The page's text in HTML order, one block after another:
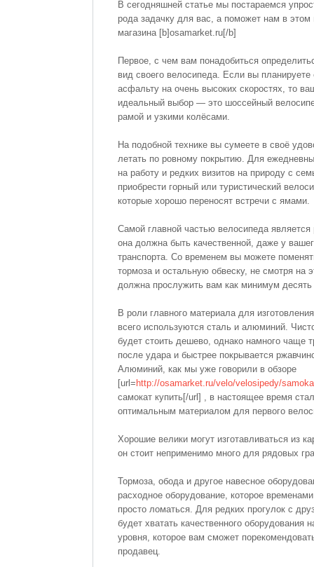
В сегодняшней статье мы постараемся
рода задачку для вас, а поможет нам в этом
магазина [b]osamarket.ru[/b]
Первое, с чем вам понадобиться
вид своего велосипеда. Если вы планируете
асфальту на очень высоких скоростях, то
идеальный выбор — это шоссейный
рамой и узкими колёсами.
На подобной технике вы сумеете в своё
летать по ровному покрытию. Для
на работу и редких визитов на природу с
приобрести горный или туристический
которые хорошо переносят встречи с ямами.
Самой главной частью велосипеда является
она должна быть качественной, даже у
транспорта. Со временем вы можете
тормоза и остальную обвеску, не смотря на
должна прослужить вам как минимум десять
В роли главного материала для
всего используются сталь и алюминий.
будет стоить дешево, однако намного чаще
после удара и быстрее покрывается
Алюминий, как мы уже говорили в обзоре
[url= http://osamarket.ru/velo/velosipedy/
самокат купить[/url] , в настоящее время стал
оптимальным материалом для первого
Хорошие велики могут изготавливаться из
он стоит неприменимо много для рядовых
Тормоза, обода и другое навесное
расходное оборудование, которое
просто ломаться. Для редких прогулок с
будет хватать качественного оборудования
уровня, которое вам сможет
продавец.